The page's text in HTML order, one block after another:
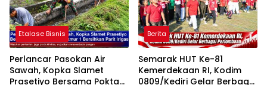
Etalase Bisnis
Perlancar Pasokan Air
Sawah, Kopka Slamet
Prasetiyo Bersama Poktan
Berita
Semarak HUT Ke-81
Kemerdekaan RI, Kodim
0809/Kediri Gelar Berbagai